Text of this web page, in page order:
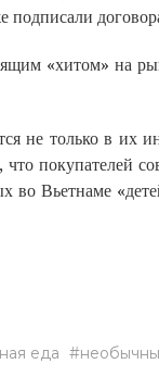
«хитом» на
не только в их
покупателей
во Вьетнаме
еда